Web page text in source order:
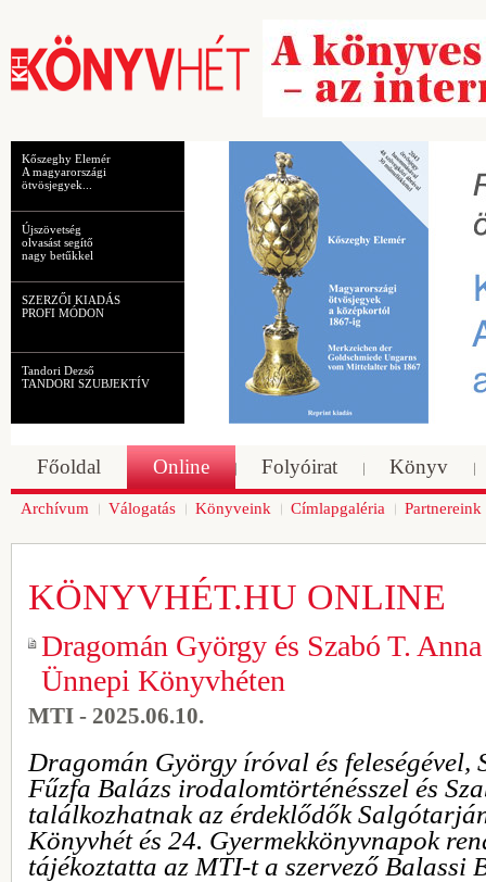
Kőszeghy Elemér
A magyarországi
ötvösjegyek...
Újszövetség
olvasást segítő
nagy betűkkel
SZERZŐI KIADÁS
PROFI MÓDON
Tandori Dezső
TANDORI SZUBJEKTÍV
Főoldal Online Folyóirat Könyv
Archívum Válogatás Könyveink Címlapgaléria Partnereink
KÖNYVHÉT.HU ONLINE
Dragomán György és Szabó T.
Ünnepi Könyvhéten
MTI - 2025.06.10.
Dragomán György íróval és feleségével,
Fűzfa Balázs irodalomtörténésszel és
találkozhatnak az érdeklődők
Könyvhét és 24. Gyermekkönyvnapok
tájékoztatta az MTI-t a szervező Balassi